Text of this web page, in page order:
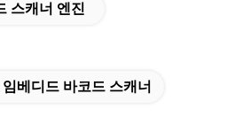
스캐너 엔진
베디드 바코드 스캐너